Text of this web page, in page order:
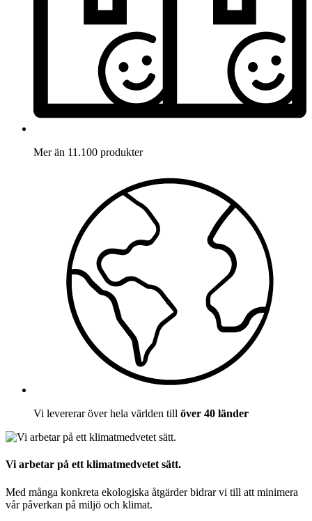
Mer än 11.100 produkter
Vi levererar över hela världen till över 40 länder
Vi arbetar på ett klimatmedvetet sätt.
Med många konkreta ekologiska åtgärder bidrar vi till att minimera
vår påverkan på miljö och klimat.